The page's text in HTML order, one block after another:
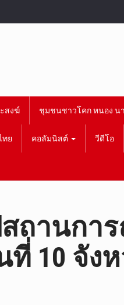
สงฆ์ ชุมชนชาวโคก หนอง น
ทย คอลัมนิสต์ วีดีโอ
ถานการ
10 จัง